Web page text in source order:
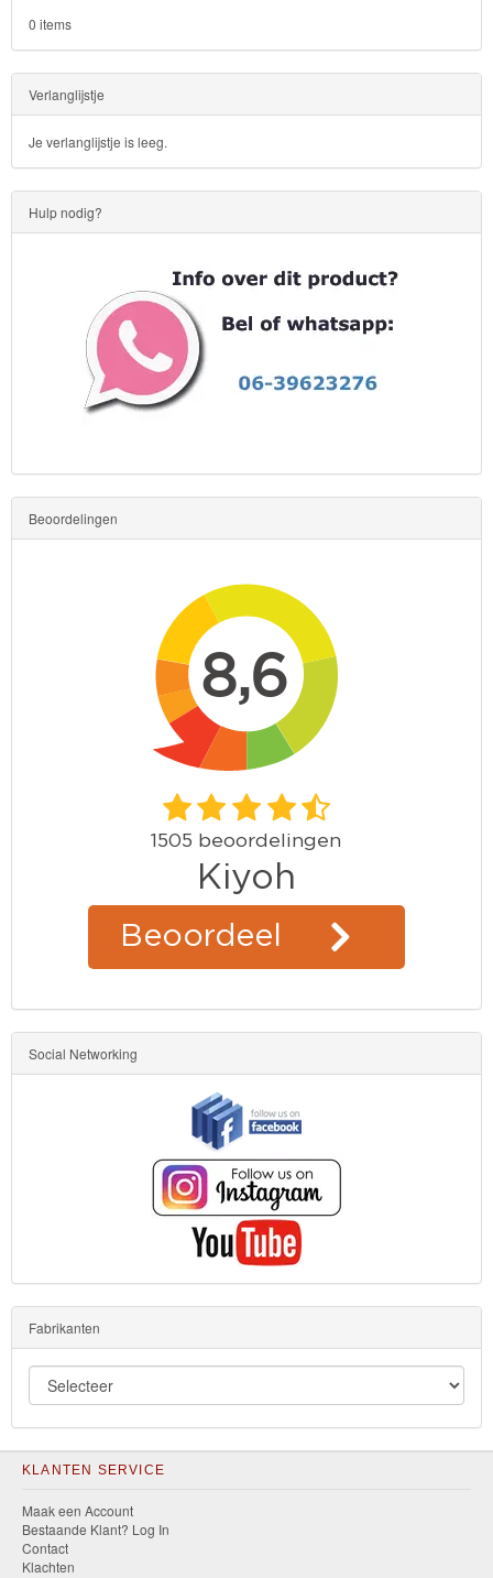
Kinderkamer
OP=OP!
0 items
Verlanglijstje
Je verlanglijstje is leeg.
Hulp nodig?
Beoordelingen
Social Networking
Fabrikanten
KLANTEN SERVICE
Maak een Account
Bestaande Klant? Log In
Contact
Klachten